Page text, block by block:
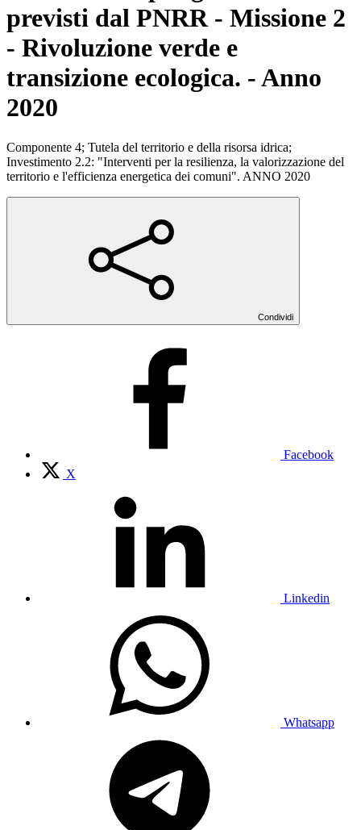
previsti dal PNRR - Missione 2
- Rivoluzione verde e
transizione ecologica. - Anno
2020
Componente 4; Tutela del territorio e della risorsa idrica;
Investimento 2.2: "Interventi per la resilienza, la valorizzazione del
territorio e l'efficienza energetica dei comuni". ANNO 2020
Condividi
Facebook
X
Linkedin
Whatsapp